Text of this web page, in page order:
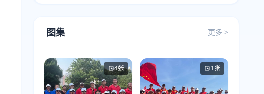
图集 更多 >
4张 1张